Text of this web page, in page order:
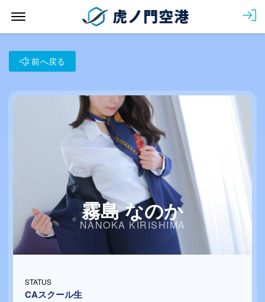
前へ戻る
霧島 なのか
NANOKA KIRISHIMA
STATUS
CAスクール生